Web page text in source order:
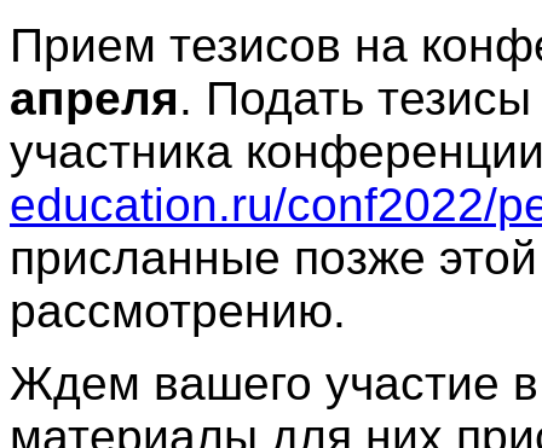
Прием тезисов на
апреля. Подать
участника
education.ru/conf2022/
присланные позже
рассмотрению.
Ждем вашего участие
материалы для них